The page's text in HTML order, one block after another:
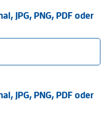
JPG, PNG, PDF oder
JPG, PNG, PDF oder